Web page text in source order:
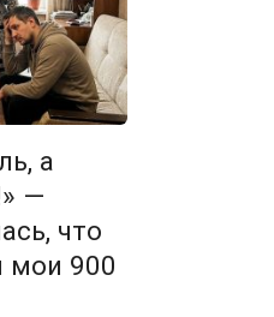
а
—
что
мои 900